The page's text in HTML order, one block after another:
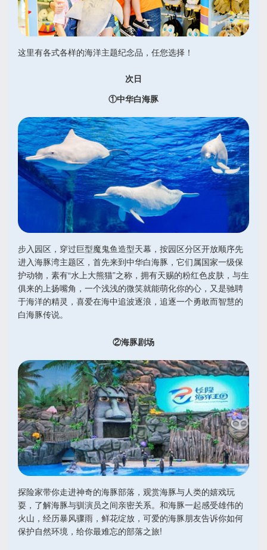
这里有各式各样的海洋主题纪念品，任您选择！
次日
①中华白海豚
步入园区，穿过巨型魔鬼鱼造型天幕，按园区分区开放顺序先
进入海豚湾主题区，首先来到中华白海豚，它们属国家一级保
护动物，素有“水上大熊猫”之称，拥有天赐的粉红色皮肤，与生
俱来的上扬嘴角，一个浅浅的微笑就能萌化你的心，又是驰聘
于海洋的精灵，喜爱在海中追波逐浪，追逐一个勇敢而智慧的
白海豚传说。
②海豚剧场
探险家带你走进神奇的海豚部落，观赏海豚与人类的嬉戏玩
耍，了解海豚与驯演员之间亲密关系。和海豚一起感受雄伟的
火山，经历暴风骤雨，鲜花绽放，可爱的海豚朋友告诉你如何
保护自然环境，给你最难忘的部落之旅!